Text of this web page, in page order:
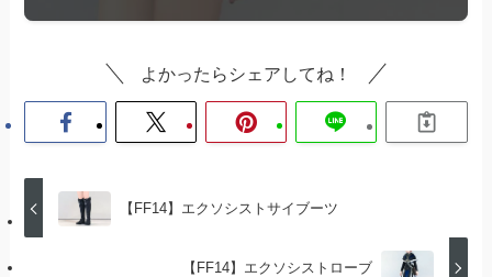
よかったらシェアしてね！
【FF14】エクソシストサイブーツ
【FF14】エクソシストローブ